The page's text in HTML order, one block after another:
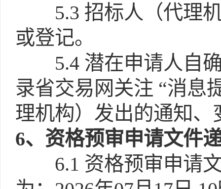
5.3 招标人（代理
或登记。
5.4 潜在申请人自
录省交易网关注 “消息
理机构）发出的通知
6、资格预审申请文件
6.1 资格预审申请